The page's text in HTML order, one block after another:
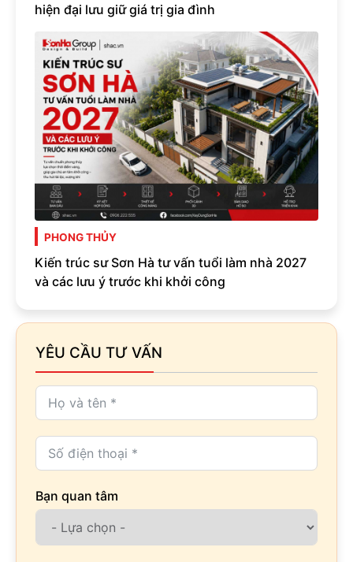
hiện đại lưu giữ giá trị gia đình
PHONG THỦY
Kiến trúc sư Sơn Hà tư vấn tuổi làm nhà 2027
và các lưu ý trước khi khởi công
YÊU CẦU TƯ VẤN
Bạn quan tâm